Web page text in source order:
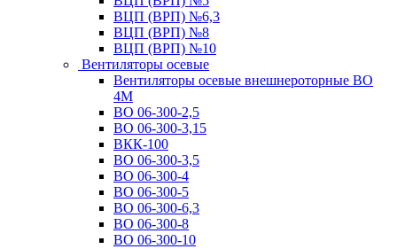
ВЦП (ВРП) №6,3
ВЦП (ВРП) №8
ВЦП (ВРП) №10
Вентиляторы осевые
Вентиляторы осевые внешнероторные ВО
4М
ВО 06-300-2,5
ВО 06-300-3,15
ВКК-100
ВО 06-300-3,5
ВО 06-300-4
ВО 06-300-5
ВО 06-300-6,3
ВО 06-300-8
ВО 06-300-10